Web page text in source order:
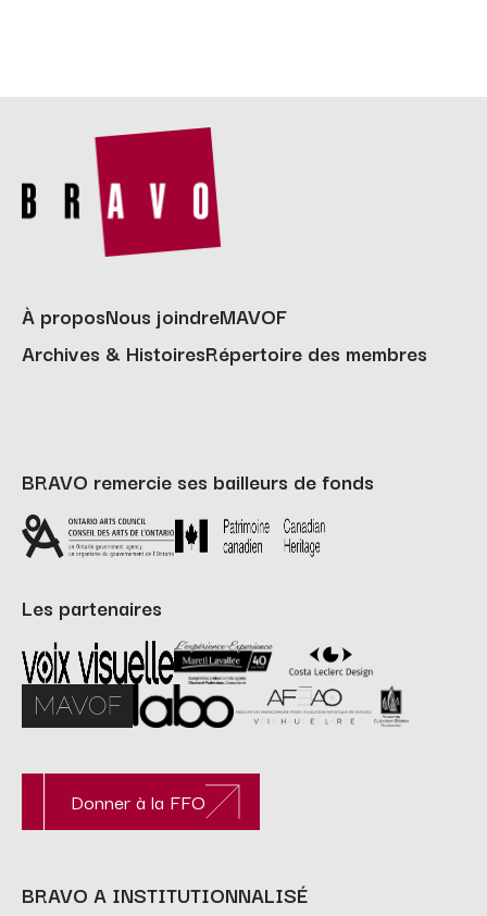
À proposNous joindreMAVOF
Archives & HistoiresRépertoire des membres
BRAVO remercie ses bailleurs de fonds
Les partenaires
Donner à la FFO
BRAVO A INSTITUTIONNALISÉ